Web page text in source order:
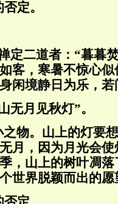
定。
定二道者：“暮暮
客，寒暑不惊心
闲境静日为乐，
无月见秋灯”。
之物。山上的灯要
月，因为月光会
，山上的树叶凋
世界脱颖而出的愿